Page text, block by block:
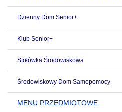
Dzienny Dom Senior+
Klub Senior+
Stołówka Środowiskowa
Środowiskowy Dom Samopomocy
MENU PRZEDMIOTOWE